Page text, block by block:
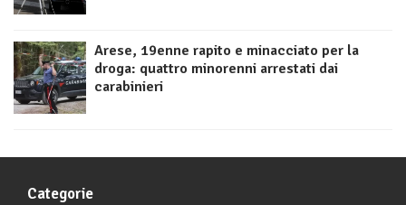
Arese, 19enne rapito e minacciato per la
droga: quattro minorenni arrestati dai
carabinieri
Categorie